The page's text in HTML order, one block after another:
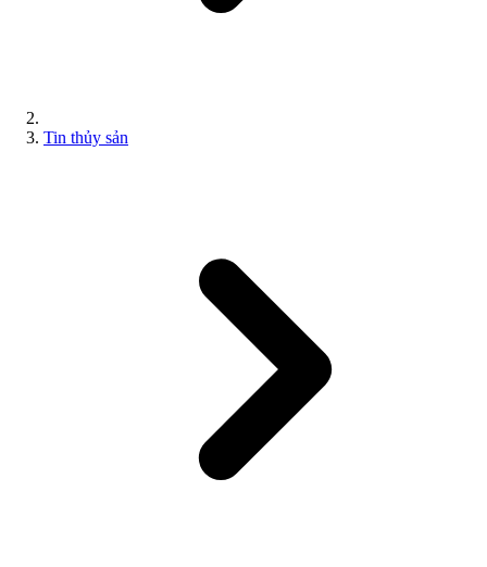
Tin thủy sản